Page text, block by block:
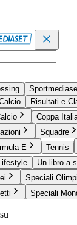
Risultati e
Coppa
Squadre
E Tennis
Un libro a
Speciali
Speciali